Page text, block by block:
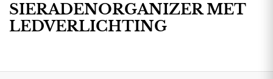
SIERADENORGANIZER MET
LEDVERLICHTING